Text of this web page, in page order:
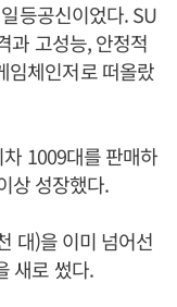
등공신이었다. SU
과 고성능, 안정적
임체인저로 떠올랐
1009대를 판매하
상 성장했다.
대)을 이미 넘어선
새로 썼다.